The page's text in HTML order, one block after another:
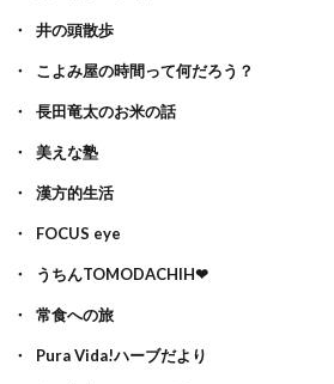
井の頭散歩
こよみ屋の時間って何だろう？
長田竜太のお米の話
美えな塾
漢方的生活
FOCUS eye
うちんTOMODACHIH❤
常食への旅
Pura Vida!ハーブだより